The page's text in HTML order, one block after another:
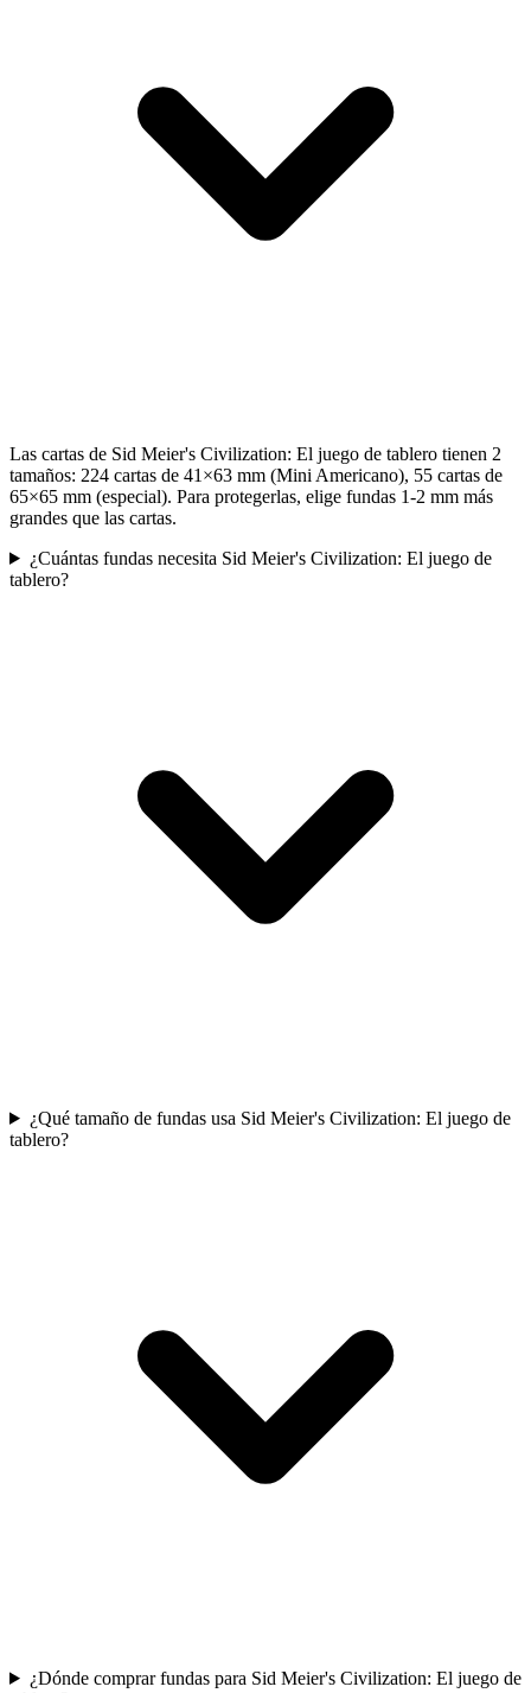
Las cartas de Sid Meier's Civilization: El juego de tablero tienen 2
tamaños: 224 cartas de 41×63 mm (Mini Americano), 55 cartas de
65×65 mm (especial). Para protegerlas, elige fundas 1-2 mm más
grandes que las cartas.
¿Cuántas fundas necesita Sid Meier's Civilization: El juego de
tablero?
¿Qué tamaño de fundas usa Sid Meier's Civilization: El juego de
tablero?
¿Dónde comprar fundas para Sid Meier's Civilization: El juego de